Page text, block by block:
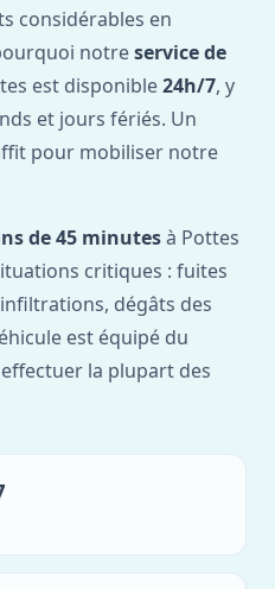
considérables en
notreservice de
est disponible24h/7, y
et jours fériés. Un
pour mobiliser notre
de 45 minutesà Pottes
critiques : fuites
dégâts des
est équipé du
la plupart des